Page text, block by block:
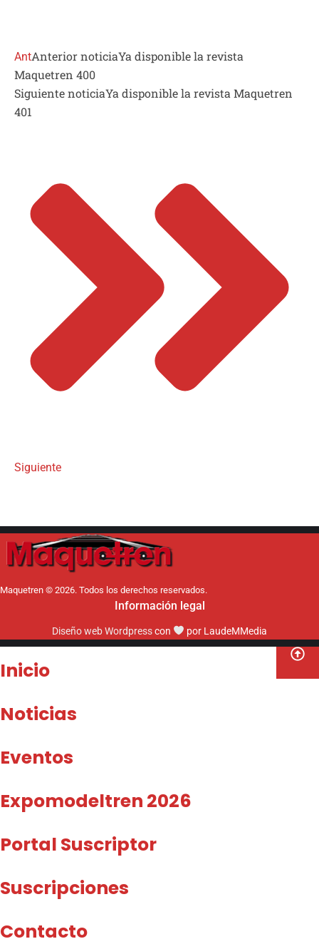
AntAnterior noticiaYa disponible la revista
Maquetren 400
Siguiente noticiaYa disponible la revista Maquetren
401
Siguiente
Maquetren © 2026. Todos los derechos reservados.
Información legal
Diseño web Wordpresscon por LaudeMMedia
Inicio
Noticias
Eventos
Expomodeltren 2026
Portal Suscriptor
Suscripciones
Contacto